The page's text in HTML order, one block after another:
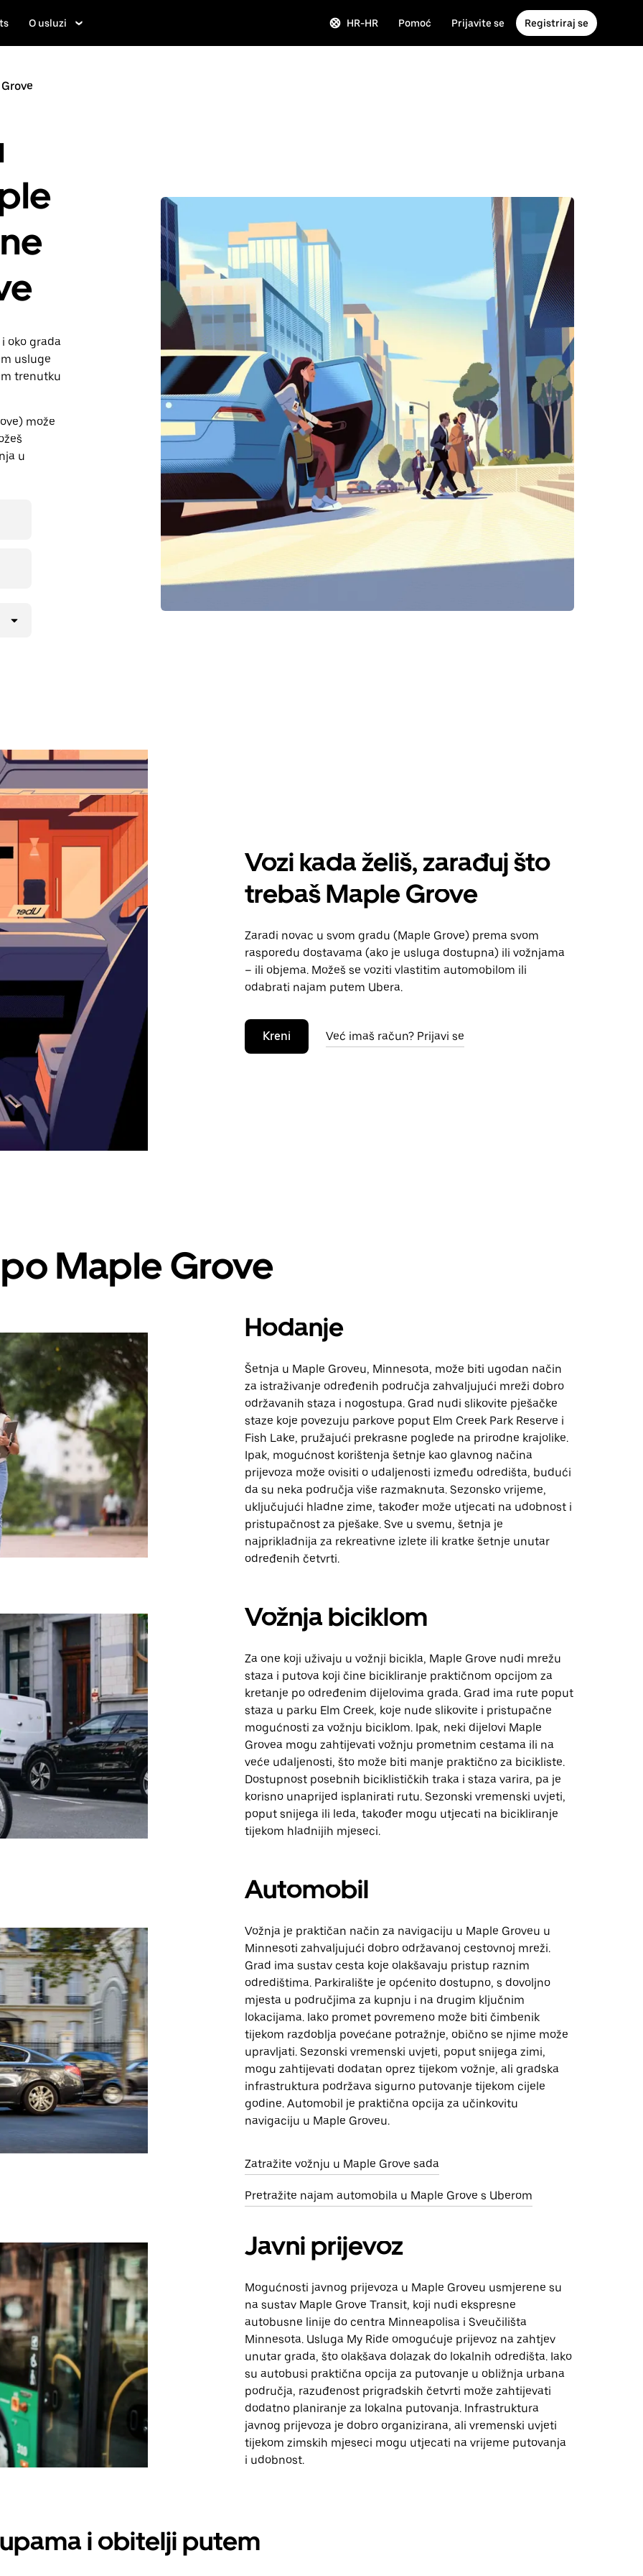
O usluzi HR-HR Pomoć Prijavite se Registriraj se
oko grada
usluge
trenutku
može
u
Vozi kada želiš, zarađuj što
trebaš Maple Grove
Zaradi novac u svom gradu (Maple Grove) prema svom
rasporedu dostavama (ako je usluga dostupna) ili vožnjama
– ili objema. Možeš se voziti vlastitim automobilom ili
odabrati najam putem Ubera.
Kreni Već imaš račun? Prijavi se
Maple Grove
Hodanje
Šetnja u Maple Groveu, Minnesota, može biti ugodan način
za istraživanje određenih područja zahvaljujući mreži dobro
održavanih staza i nogostupa. Grad nudi slikovite pješačke
staze koje povezuju parkove poput Elm Creek Park Reserve i
Fish Lake, pružajući prekrasne poglede na prirodne krajolike.
Ipak, mogućnost korištenja šetnje kao glavnog načina
prijevoza može ovisiti o udaljenosti između odredišta, budući
da su neka područja više razmaknuta. Sezonsko vrijeme,
uključujući hladne zime, također može utjecati na udobnost i
pristupačnost za pješake. Sve u svemu, šetnja je
najprikladnija za rekreativne izlete ili kratke šetnje unutar
određenih četvrti.
Vožnja biciklom
Za one koji uživaju u vožnji bicikla, Maple Grove nudi mrežu
staza i putova koji čine bicikliranje praktičnom opcijom za
kretanje po određenim dijelovima grada. Grad ima rute poput
staza u parku Elm Creek, koje nude slikovite i pristupačne
mogućnosti za vožnju biciklom. Ipak, neki dijelovi Maple
Grovea mogu zahtijevati vožnju prometnim cestama ili na
veće udaljenosti, što može biti manje praktično za bicikliste.
Dostupnost posebnih biciklističkih traka i staza varira, pa je
korisno unaprijed isplanirati rutu. Sezonski vremenski uvjeti,
poput snijega ili leda, također mogu utjecati na bicikliranje
tijekom hladnijih mjeseci.
Automobil
Vožnja je praktičan način za navigaciju u Maple Groveu u
Minnesoti zahvaljujući dobro održavanoj cestovnoj mreži.
Grad ima sustav cesta koje olakšavaju pristup raznim
odredištima. Parkiralište je općenito dostupno, s dovoljno
mjesta u područjima za kupnju i na drugim ključnim
lokacijama. Iako promet povremeno može biti čimbenik
tijekom razdoblja povećane potražnje, obično se njime može
upravljati. Sezonski vremenski uvjeti, poput snijega zimi,
mogu zahtijevati dodatan oprez tijekom vožnje, ali gradska
infrastruktura podržava sigurno putovanje tijekom cijele
godine. Automobil je praktična opcija za učinkovitu
navigaciju u Maple Groveu.
Zatražite vožnju u Maple Grove sada
Pretražite najam automobila u Maple Grove s Uberom
Javni prijevoz
Mogućnosti javnog prijevoza u Maple Groveu usmjerene su
na sustav Maple Grove Transit, koji nudi ekspresne
autobusne linije do centra Minneapolisa i Sveučilišta
Minnesota. Usluga My Ride omogućuje prijevoz na zahtjev
unutar grada, što olakšava dolazak do lokalnih odredišta. Iako
su autobusi praktična opcija za putovanje u obližnja urbana
područja, razuđenost prigradskih četvrti može zahtijevati
dodatno planiranje za lokalna putovanja. Infrastruktura
javnog prijevoza je dobro organizirana, ali vremenski uvjeti
tijekom zimskih mjeseci mogu utjecati na vrijeme putovanja
i udobnost.
i obitelji putem